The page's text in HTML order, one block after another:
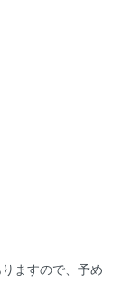
ますので、予め